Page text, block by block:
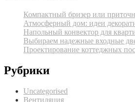
Компактный бризер или
Атмосферный дом: идеи
Напольный конвектор для
Выбираем надежные входные
Проектирование коттеджных
Рубрики
Uncategorised
Вентиляция